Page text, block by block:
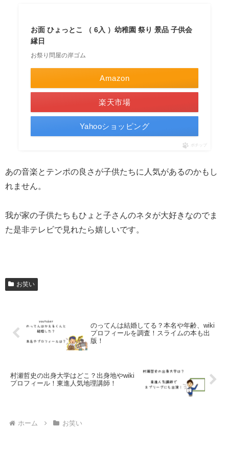
お面 ひょっとこ （ 6入 ）幼稚園 祭り 景品 子供会
縁日
お祭り問屋の岸ゴム
Amazon
楽天市場
Yahooショッピング
ポチップ
あの音楽とテンポの良さが子供たちに人気があるのかもし
れません。
我が家の子供たちもひょと子さんのネタが大好きなのでま
た是非テレビで見れたら嬉しいです。
お笑い
のってんは結婚してる？本名や年齢、wiki
プロフィールを調査！スライムの本も出
版！
村瀬哲史の出身大学はどこ？出身地やwiki
プロフィール！東進人気地理講師！
ホーム お笑い